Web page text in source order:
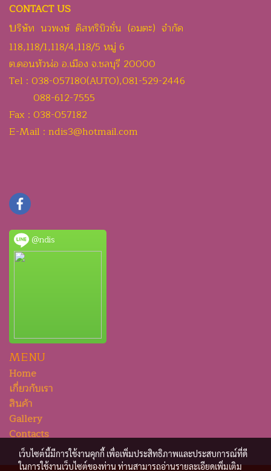
CONTACT US
บริษัท นวพงษ์ ดิสทริบิวชั่น (อมตะ) จำกัด
118,118/1,118/4,118/5 หมู่ 6
ต.ดอนหัวฬ่อ อ.เมือง จ.ชลบุรี 20000
Tel : 038-057180(AUTO),081-529-2446
088-612-7555
Fax : 038-057182
E-Mail : ndis3@hotmail.com
@ndis
MENU
Home
เกี่ยวกับเรา
สินค้า
Gallery
Contacts
เว็บไซต์นี้มีการใช้งานคุกกี้ เพื่อเพิ่มประสิทธิภาพและประสบการณ์ที่ดี
ในการใช้งานเว็บไซต์ของท่าน ท่านสามารถอ่านรายละเอียดเพิ่มเติม